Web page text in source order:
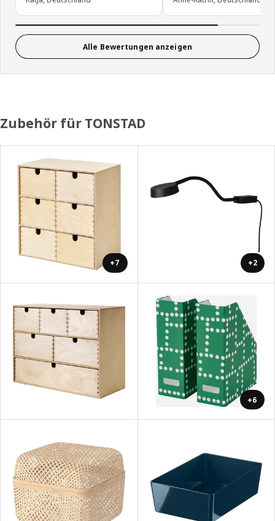
Alle Bewertungen anzeigen
Zubehör für TONSTAD
+7 +2
+6